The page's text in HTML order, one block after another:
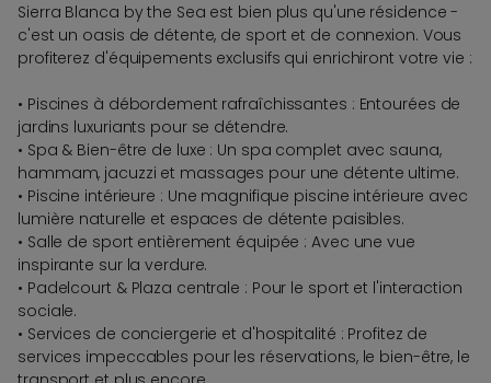
Sierra Blanca by the Sea est bien plus qu'une résidence -
c'est un oasis de détente, de sport et de connexion. Vous
profiterez d'équipements exclusifs qui enrichiront votre vie :
• Piscines à débordement rafraîchissantes : Entourées de
jardins luxuriants pour se détendre.
• Spa & Bien-être de luxe : Un spa complet avec sauna,
hammam, jacuzzi et massages pour une détente ultime.
• Piscine intérieure : Une magnifique piscine intérieure avec
lumière naturelle et espaces de détente paisibles.
• Salle de sport entièrement équipée : Avec une vue
inspirante sur la verdure.
• Padelcourt & Plaza centrale : Pour le sport et l'interaction
sociale.
• Services de conciergerie et d'hospitalité : Profitez de
services impeccables pour les réservations, le bien-être, le